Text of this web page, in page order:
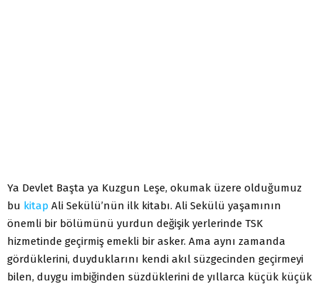
Ya Devlet Başta ya Kuzgun Leşe, okumak üzere olduğumuz
bu kitap Ali Sekülü’nün ilk kitabı. Ali Sekülü yaşamının
önemli bir bölümünü yurdun değişik yerlerinde TSK
hizmetinde geçirmiş emekli bir asker. Ama aynı zamanda
gördüklerini, duyduklarını kendi akıl süzgecinden geçirmeyi
bilen, duygu imbiğinden süzdüklerini de yıllarca küçük küçük